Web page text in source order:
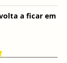
a ficar em